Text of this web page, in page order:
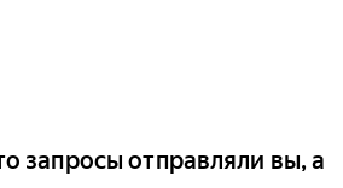
запросы отправляли вы, а